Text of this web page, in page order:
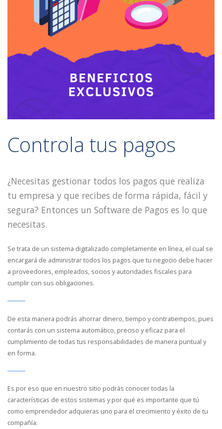
Controla tus pagos
¿Necesitas gestionar todos los pagos que realiza
tu empresa y que recibes de forma rápida, fácil y
segura? Entonces un Software de Pagos es lo que
necesitas.
Se trata de un sistema digitalizado completamente en línea, el cual se
encargará de administrar todos los pagos que tu negocio debe hacer
a proveedores, empleados, socios y autoridades fiscales para
cumplir con sus obligaciones.
De esta manera podrás ahorrar dinero, tiempo y contratiempos, pues
contarás con un sistema automático, preciso y eficaz para el
cumplimiento de todas tus responsabilidades de manera puntual y
en forma.
Es por eso que en nuestro sitio podrás conocer todas la
características de estos sistemas y por qué es importante que tú
como emprendedor adquieras uno para el crecimiento y éxito de tu
compañía.